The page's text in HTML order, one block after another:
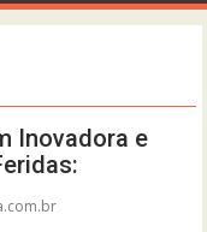
Inovadora e